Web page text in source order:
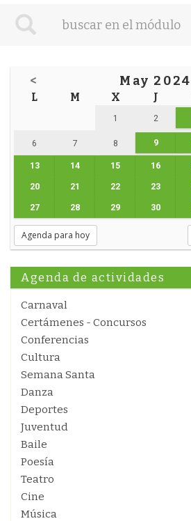
< May 2024
L M X J
1 2
6 7 8 9
13 14 15 16
20 21 22 23
27 28 29 30
Agenda para hoy
Agenda de actividades
Carnaval
Certámenes - Concursos
Conferencias
Cultura
Semana Santa
Danza
Deportes
Juventud
Baile
Poesía
Teatro
Cine
Música